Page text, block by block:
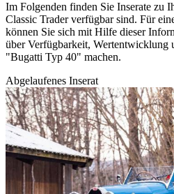
Im Folgenden finden Sie Inserate zu
Classic Trader verfügbar sind. Für
können Sie sich mit Hilfe dieser
über Verfügbarkeit, Wertentwicklung
"Bugatti Typ 40" machen.
Abgelaufenes Inserat